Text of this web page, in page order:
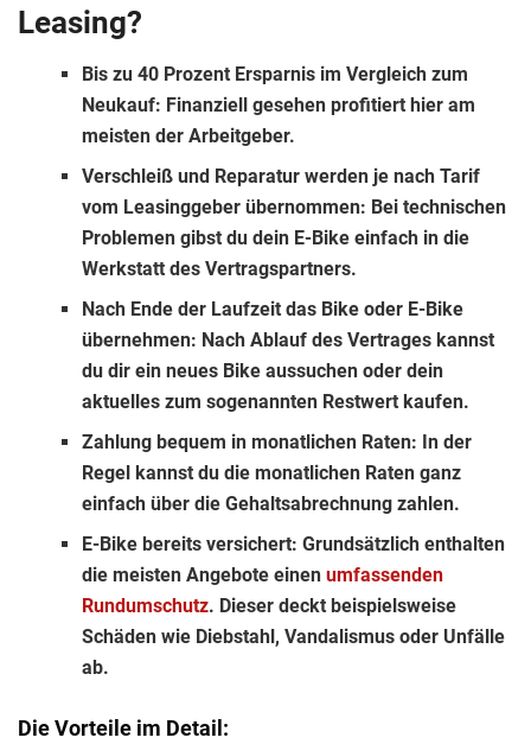
Leasing?
Bis zu 40 Prozent Ersparnis im Vergleich zum
Neukauf: Finanziell gesehen profitiert hier am
meisten der Arbeitgeber.
Verschleiß und Reparatur werden je nach Tarif
vom Leasinggeber übernommen: Bei technischen
Problemen gibst du dein E-Bike einfach in die
Werkstatt des Vertragspartners.
Nach Ende der Laufzeit das Bike oder E-Bike
übernehmen: Nach Ablauf des Vertrages kannst
du dir ein neues Bike aussuchen oder dein
aktuelles zum sogenannten Restwert kaufen.
Zahlung bequem in monatlichen Raten: In der
Regel kannst du die monatlichen Raten ganz
einfach über die Gehaltsabrechnung zahlen.
E-Bike bereits versichert: Grundsätzlich enthalten
die meisten Angebote einenumfassenden
Rundumschutz. Dieser deckt beispielsweise
Schäden wie Diebstahl, Vandalismus oder Unfälle
ab.
Die Vorteile im Detail: